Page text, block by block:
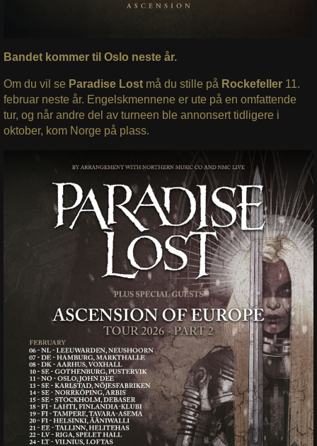
Bandet kommer til Oslo neste år.
Om du vil se Paradise Lost må du stille på Rockefeller11.
februar neste år. Engelskmennene er ute på en omfattende
tur, og når andre del av turneen ble annonsert tidligere i
oktober, kom Norge på plass.